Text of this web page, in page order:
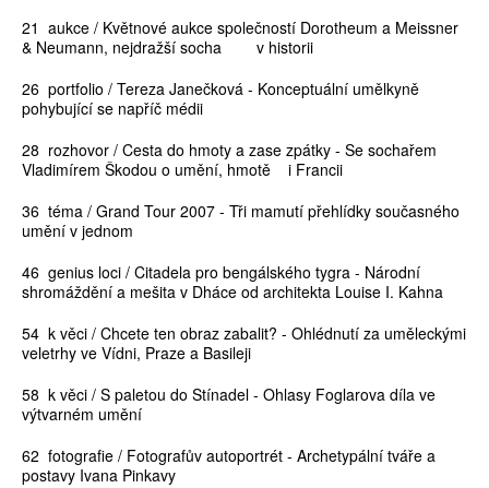
21 aukce / Květnové aukce společností Dorotheum a Meissner
& Neumann, nejdražší socha v historii
26 portfolio / Tereza Janečková - Konceptuální umělkyně
pohybující se napříč médii
28 rozhovor / Cesta do hmoty a zase zpátky - Se sochařem
Vladimírem Škodou o umění, hmotě i Francii
36 téma / Grand Tour 2007 - Tři mamutí přehlídky současného
umění v jednom
46 genius loci / Citadela pro bengálského tygra - Národní
shromáždění a mešita v Dháce od architekta Louise I. Kahna
54 k věci / Chcete ten obraz zabalit? - Ohlédnutí za uměleckými
veletrhy ve Vídni, Praze a Basileji
58 k věci / S paletou do Stínadel - Ohlasy Foglarova díla ve
výtvarném umění
62 fotografie / Fotografův autoportrét - Archetypální tváře a
postavy Ivana Pinkavy